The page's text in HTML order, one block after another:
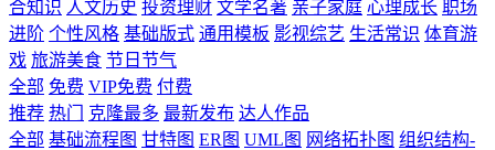
合知识 人文历史 投资理财 文学名著 亲子家庭 心理成长 职场
进阶 个性风格 基础版式 通用模板 影视综艺 生活常识 体育游
戏 旅游美食 节日节气
全部 免费 VIP免费 付费
推荐 热门 克隆最多 最新发布 达人作品
全部 基础流程图 甘特图 ER图 UML图 网络拓扑图 组织结构-